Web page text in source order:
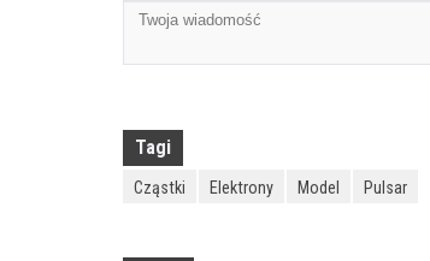
Tagi
Cząstki Elektrony Model Pulsar